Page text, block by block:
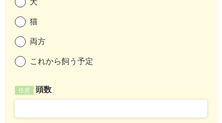
猫
両方
これから飼う予定
任意 頭数